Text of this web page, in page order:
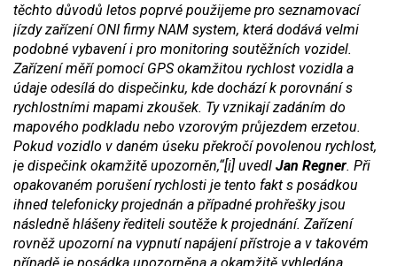
těchto důvodů letos poprvé použijeme pro seznamovací
jízdy zařízení ONI firmy NAM system, která dodává velmi
podobné vybavení i pro monitoring soutěžních vozidel.
Zařízení měří pomocí GPS okamžitou rychlost vozidla a
údaje odesílá do dispečinku, kde dochází k porovnání s
rychlostními mapami zkoušek. Ty vznikají zadáním do
mapového podkladu nebo vzorovým průjezdem erzetou.
Pokud vozidlo v daném úseku překročí povolenou rychlost,
je dispečink okamžitě upozorněn,“[i] uvedl Jan Regner. Při
opakovaném porušení rychlosti je tento fakt s posádkou
ihned telefonicky projednán a případné prohřešky jsou
následně hlášeny řediteli soutěže k projednání. Zařízení
rovněž upozorní na vypnutí napájení přístroje a v takovém